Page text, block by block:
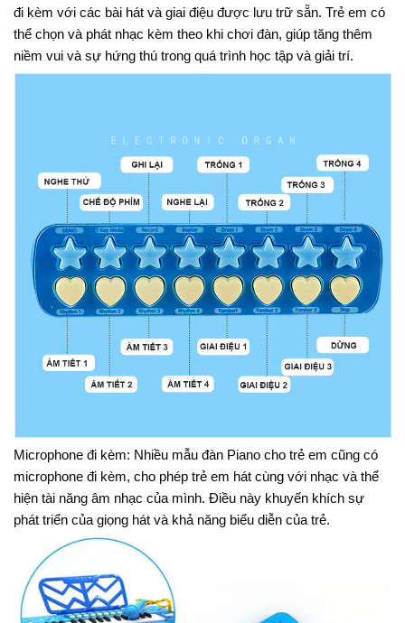
đi kèm với các bài hát và giai điệu được lưu trữ sẵn. Trẻ em có
thể chọn và phát nhạc kèm theo khi chơi đàn, giúp tăng thêm
niềm vui và sự hứng thú trong quá trình học tập và giải trí.
Microphone đi kèm: Nhiều mẫu đàn Piano cho trẻ em cũng có
microphone đi kèm, cho phép trẻ em hát cùng với nhạc và thể
hiện tài năng âm nhạc của mình. Điều này khuyến khích sự
phát triển của giọng hát và khả năng biểu diễn của trẻ.